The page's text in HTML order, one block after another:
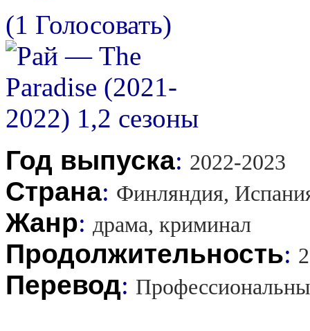
(1 Голосовать)
Год выпуска: 2022-2023
Страна: Финляндия,
Жанр: драма, криминал
Продолжительность:
Перевод: